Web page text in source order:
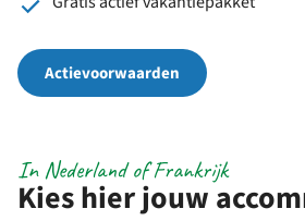
Actievoorwaarden
Kies hier jouw
In Nederland of Frankrijk